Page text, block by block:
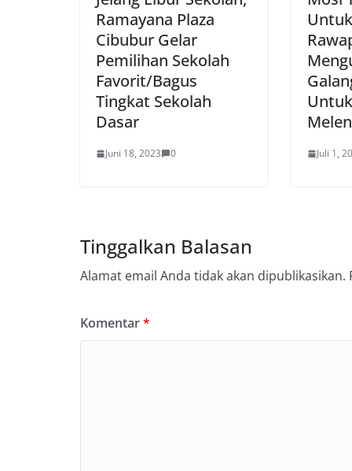
Ramayana Plaza
Cibubur Gelar
Pemilihan Sekolah
Favorit/Bagus
Tingkat Sekolah
Dasar
Juni 18, 2023 0
Untuk
Juli 1,
Tinggalkan Balasan
Alamat email Anda tidak akan dipublikasikan.
Komentar*